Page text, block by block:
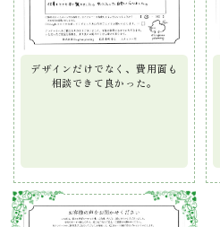
デザインだけでなく、費用面も
相談できて良かった。